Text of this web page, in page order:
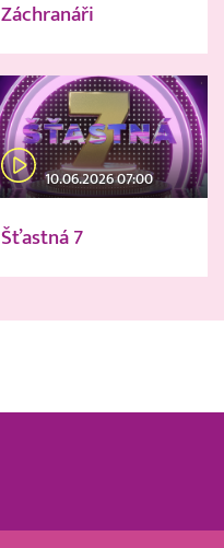
Záchranáři
10.06.2026 07:00
Šťastná 7